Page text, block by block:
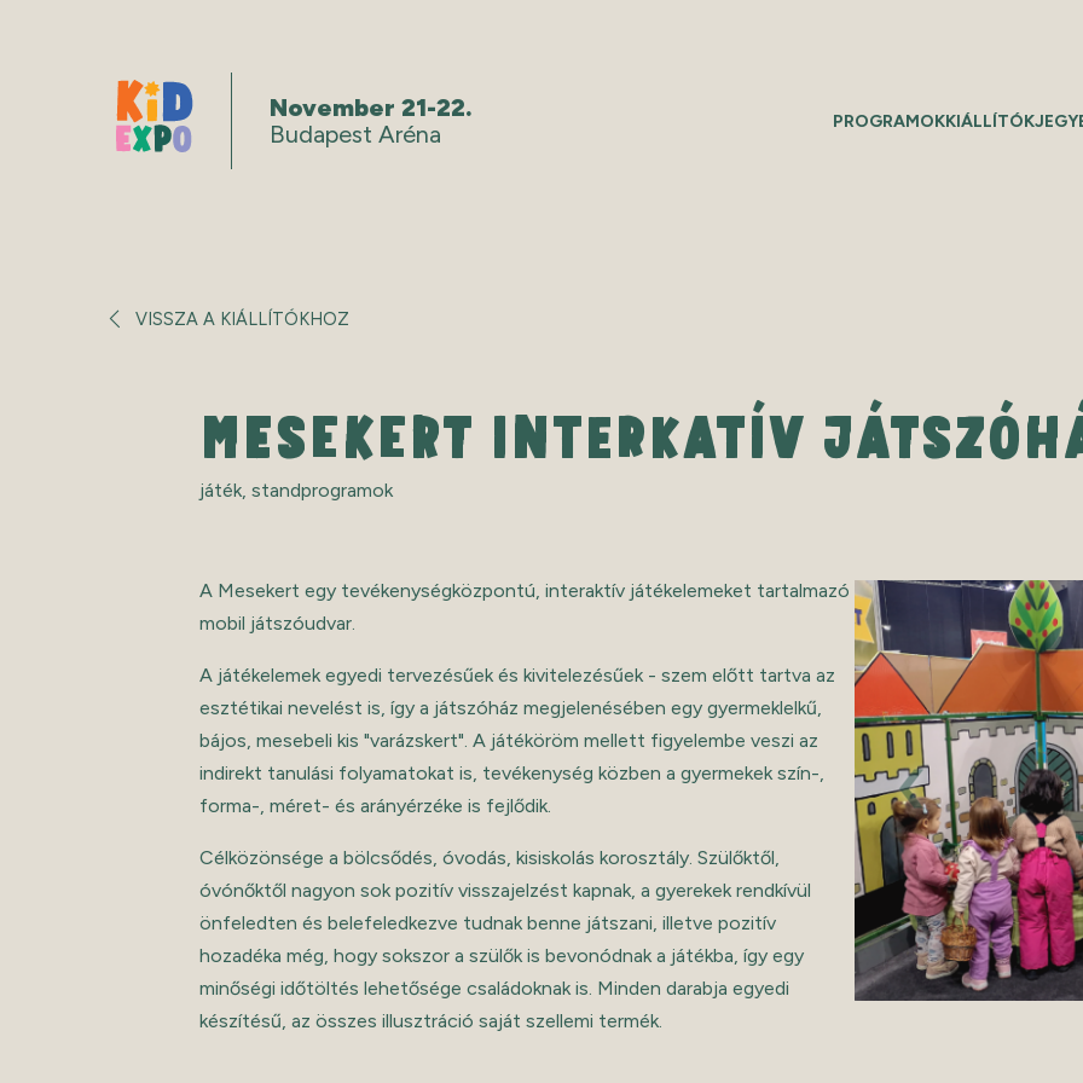
November 21-22.
Budapest Aréna
PROGRAMOKKIÁLLÍTÓK
VISSZA A KIÁLLÍTÓKHOZ
MESEKERT INTERKATÍV
játék,standprogramok
‹
A Mesekert egy tevékenységközpontú, interaktív játékelemeket tartalmazó
mobil játszóudvar.
A játékelemek egyedi tervezésűek és kivitelezésűek - szem előtt tartva az
esztétikai nevelést is, így a játszóház megjelenésében egy gyermeklelkű,
bájos, mesebeli kis "varázskert". A játéköröm mellett figyelembe veszi az
indirekt tanulási folyamatokat is, tevékenység közben a gyermekek szín-,
forma-, méret- és arányérzéke is fejlődik.
Célközönsége a bölcsődés, óvodás, kisiskolás korosztály. Szülőktől,
óvónőktől nagyon sok pozitív visszajelzést kapnak, a gyerekek rendkívül
önfeledten és belefeledkezve tudnak benne játszani, illetve pozitív
hozadéka még, hogy sokszor a szülők is bevonódnak a játékba, így egy
minőségi időtöltés lehetősége családoknak is. Minden darabja egyedi
készítésű, az összes illusztráció saját szellemi termék.